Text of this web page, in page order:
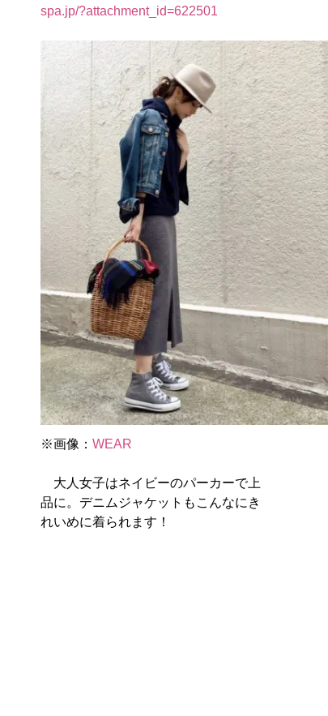
spa.jp/?attachment_id=622501
※画像： WEAR
大人女子はネイビーのパーカーで上
品に。デニムジャケットもこんなにき
れいめに着られます！